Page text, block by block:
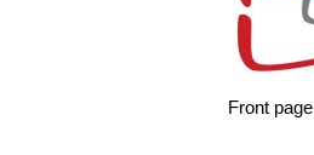
Front page